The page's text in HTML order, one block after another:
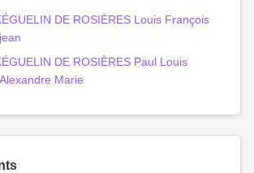
DE ROSIÈRES Louis François
DE ROSIÈRES Paul Louis
Marie